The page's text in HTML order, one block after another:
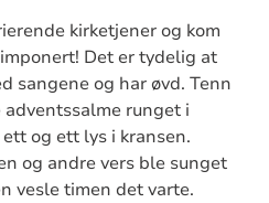
kirketjener og kom
Det er tydelig at
sangene og har øvd. Tenn
adventssalme runget i
og ett lys i kransen.
og andre vers ble sunget
vesle timen det varte.